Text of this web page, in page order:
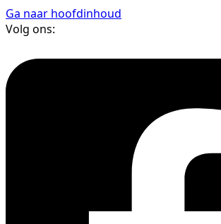
Ga naar hoofdinhoud
Volg ons: